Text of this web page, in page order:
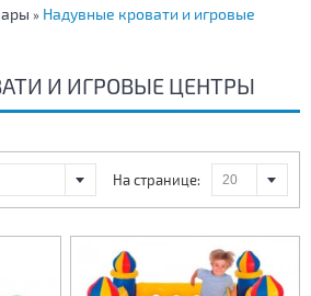
» Надувные кровати и игровые
И ИГРОВЫЕ ЦЕНТРЫ
На странице: